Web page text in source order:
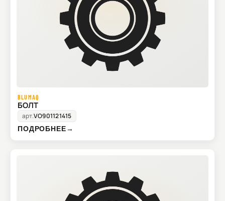
BLUMAQ
БОЛТ
арт.VO901121415
ПОДРОБНЕЕ→